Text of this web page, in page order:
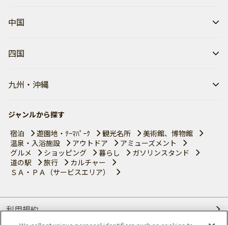
中国
四国
九州・沖縄
ジャンルから探す
宿泊
遊園地・ﾃｰﾏﾊﾟｰｸ 観光名所
美術館、博物館
温泉・入浴施設
アウトドア
アミューズメント
グルメ
ショッピング 暮らし
ガソリンスタンド
道の駅
旅行
カルチャー
ＳＡ・ＰＡ（サービスエリア）
利用規約